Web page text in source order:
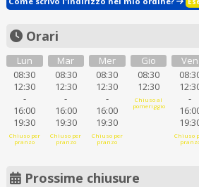
Orari
Lun
08:30
12:30
-
16:00
19:30
Chiuso per
pranzo
Mar
08:30
12:30
-
16:00
19:30
Chiuso per
pranzo
Mer
08:30
12:30
-
16:00
19:30
Chiuso per
pranzo
Gio
08:30
12:30
Chiuso al
pomeriggio
Ven
-
Chiuso
Prossime chiusure